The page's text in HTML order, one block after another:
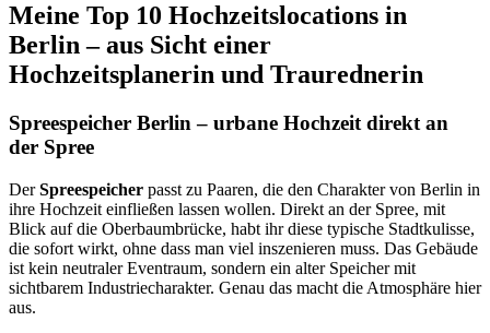
Meine Top 10 Hochzeitslocations in
Berlin – aus Sicht einer
Hochzeitsplanerin und Traurednerin
Spreespeicher Berlin – urbane Hochzeit direkt an
der Spree
DerSpreespeicher passt zu Paaren, die den Charakter von Berlin in
ihre Hochzeit einfließen lassen wollen. Direkt an der Spree, mit
Blick auf die Oberbaumbrücke, habt ihr diese typische Stadtkulisse,
die sofort wirkt, ohne dass man viel inszenieren muss. Das Gebäude
ist kein neutraler Eventraum, sondern ein alter Speicher mit
sichtbarem Industriecharakter. Genau das macht die Atmosphäre hier
aus.